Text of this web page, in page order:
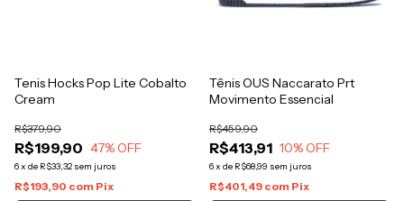
Tenis Hocks Pop Lite Cobalto
Cream
R$199,90
R$379,90
47% OFF
6x de R$33,32 sem juros
R$193,90 com Pix
Tênis OUS Naccarato Prt
Movimento Essencial
R$413,91
R$459,90
10% OFF
6x de R$68,99 sem juros
R$401,49 com Pix